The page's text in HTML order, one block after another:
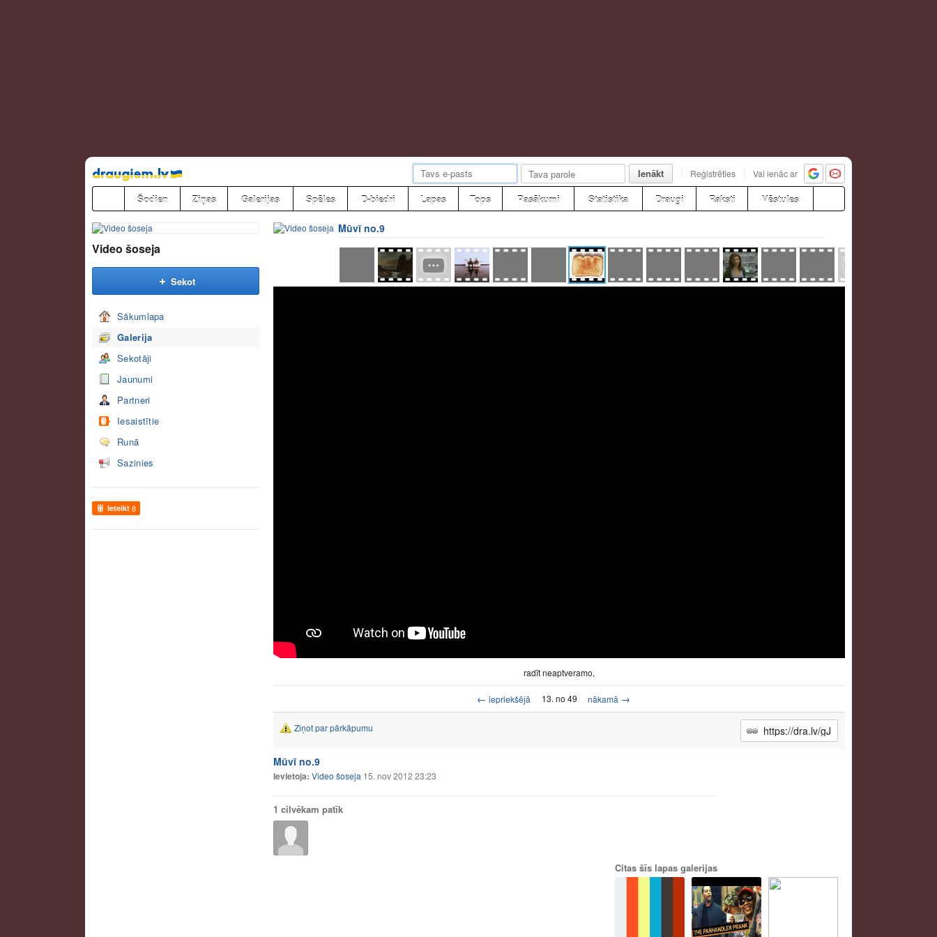
Pāriet
uz
saturu
Ienākt Reģistrēties Vai ienāc ar
Šodien Ziņas Galerijas Spēles D-biedri Lapas Tops Pasākumi Statistika Draugi Raksti Vēstules
Video šoseja
Sekot
Sākumlapa
Galerija
Sekotāji
Jaunumi
Partneri
Iesaistītie
Runā
Sazinies
Ieteikt 8
Mūvī no.9
radīt neaptveramo,
← iepriekšējā 13. no 49 nākamā →
Ziņot par pārkāpumu
Mūvī no.9
Ievietoja: Video šoseja 15. nov 2012 23:23
1 cilvēkam patīk
Citas šīs lapas galerijas